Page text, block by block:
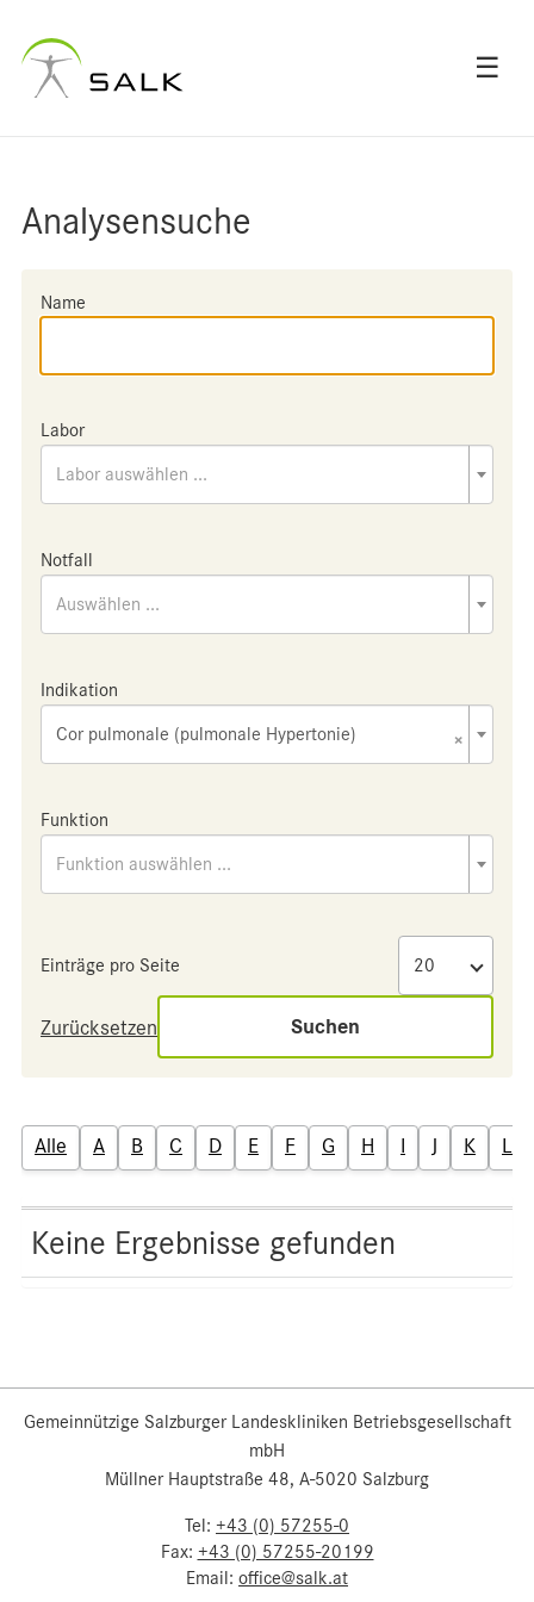
☰
Analysensuche
Name
Labor
Labor auswählen ...
Notfall
Auswählen ...
Indikation
×
Cor pulmonale (pulmonale Hypertonie)
Funktion
Funktion auswählen ...
Einträge pro Seite
Zurücksetzen Suchen
Alle A B C D E F G H I J K L
Keine Ergebnisse gefunden
Gemeinnützige Salzburger Landeskliniken Betriebsgesellschaft
mbH
Müllner Hauptstraße 48, A-5020 Salzburg
Tel: +43 (0) 57255-0
Fax: +43 (0) 57255-20199
Email: office@salk.at